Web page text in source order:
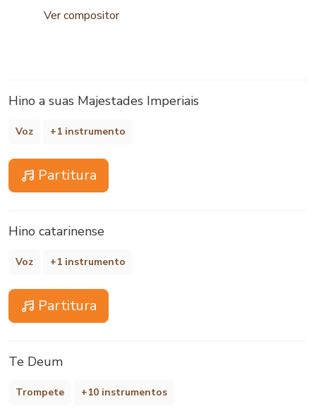
Ver compositor
Hino a suas Majestades Imperiais
Voz +1 instrumento
Partitura
Hino catarinense
Voz +1 instrumento
Partitura
Te Deum
Trompete +10 instrumentos